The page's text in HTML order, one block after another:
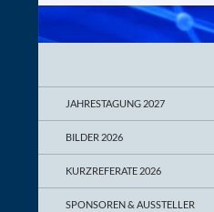
2027
JAHRESTAGUNG 2027
BILDER 2026
KURZREFERATE 2026
SPONSOREN & AUSSTELLER